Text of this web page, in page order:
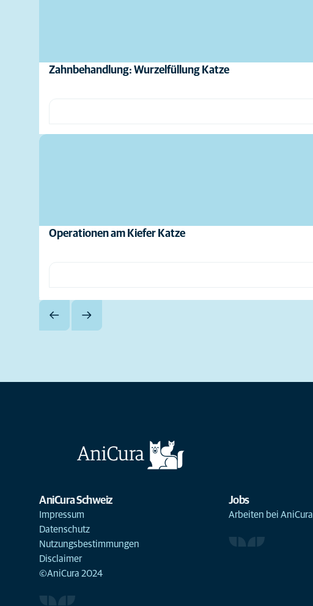
Zahnbehandlung: Wurzelfüllung Katze
Operationen am Kiefer Katze
AniCura Schweiz
Impressum
Datenschutz
Nutzungsbestimmungen
Disclaimer
©AniCura 2024
Jobs
Arbeiten bei AniCura